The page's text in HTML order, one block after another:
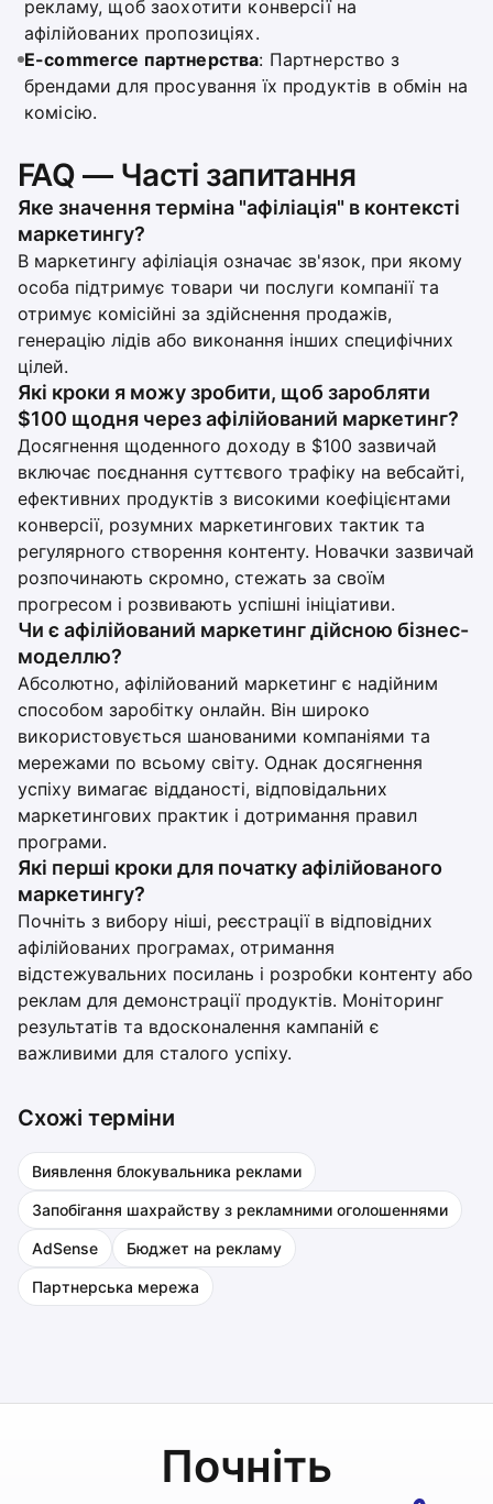
рекламу, щоб заохотити конверсії на
афілійованих пропозиціях.
E-commerce партнерства: Партнерство з
брендами для просування їх продуктів в обмін на
комісію.
FAQ — Часті запитання
Яке значення терміна "афіліація" в контексті
маркетингу?
В маркетингу афіліація означає зв'язок, при якому
особа підтримує товари чи послуги компанії та
отримує комісійні за здійснення продажів,
генерацію лідів або виконання інших специфічних
цілей.
Які кроки я можу зробити, щоб заробляти
$100 щодня через афілійований маркетинг?
Досягнення щоденного доходу в $100 зазвичай
включає поєднання суттєвого трафіку на вебсайті,
ефективних продуктів з високими коефіцієнтами
конверсії, розумних маркетингових тактик та
регулярного створення контенту. Новачки зазвичай
розпочинають скромно, стежать за своїм
прогресом і розвивають успішні ініціативи.
Чи є афілійований маркетинг дійсною бізнес-
моделлю?
Абсолютно, афілійований маркетинг є надійним
способом заробітку онлайн. Він широко
використовується шанованими компаніями та
мережами по всьому світу. Однак досягнення
успіху вимагає відданості, відповідальних
маркетингових практик і дотримання правил
програми.
Які перші кроки для початку афілійованого
маркетингу?
Почніть з вибору ніші, реєстрації в відповідних
афілійованих програмах, отримання
відстежувальних посилань і розробки контенту або
реклам для демонстрації продуктів. Моніторинг
результатів та вдосконалення кампаній є
важливими для сталого успіху.
Схожі терміни
Виявлення блокувальника реклами
Запобігання шахрайству з рекламними оголошеннями
AdSense Бюджет на рекламу
Партнерська мережа
Почніть